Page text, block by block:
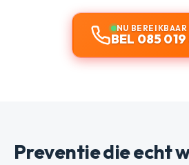
NU BEREIKBAAR
BEL 085 019
Preventie die echt